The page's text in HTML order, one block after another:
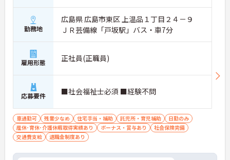
勤務地
広島県 広島市東区 上温品１丁目２４－９
ＪＲ芸備線「戸坂駅」バス・車7分
雇用形態 正社員(正職員)
応募要件 ■社会福祉士必須 ■経験不問
車通勤可 残業少なめ 住宅手当・補助 託児所・育児補助
日勤のみ
産休･育休･介護休暇取得実績あり
ボーナス・賞与あり
社会保険完備
交通費支給
退職金制度あり